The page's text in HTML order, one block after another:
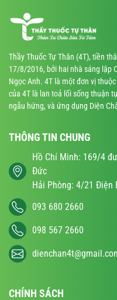
Thầy Thuốc Tự Thân (4T), tiền
17/8/2016, bởi hai nhà sáng lập
Ngọc Anh. 4T là một đơn vị
của 4T là lan toả lối sống thuận
ngẫu hứng, và ứng dụng Diện
THÔNG TIN CHUNG
Hồ Chí Minh: 169/4
Đức
Hải Phòng: 4/21 Điện
093 680 2660
098 567 2660
CHÍNH SÁCH